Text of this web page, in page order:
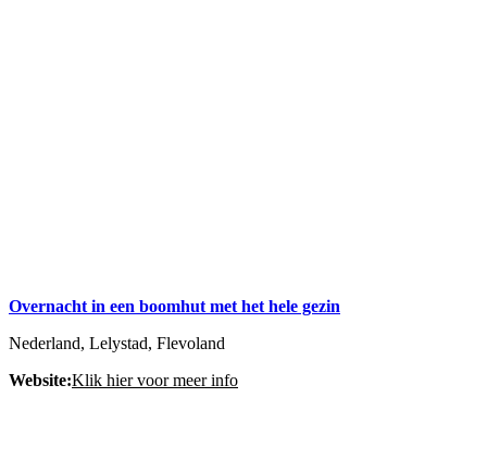
Overnacht in een boomhut met het hele gezin
Nederland, Lelystad, Flevoland
Website:Klik hier voor meer info